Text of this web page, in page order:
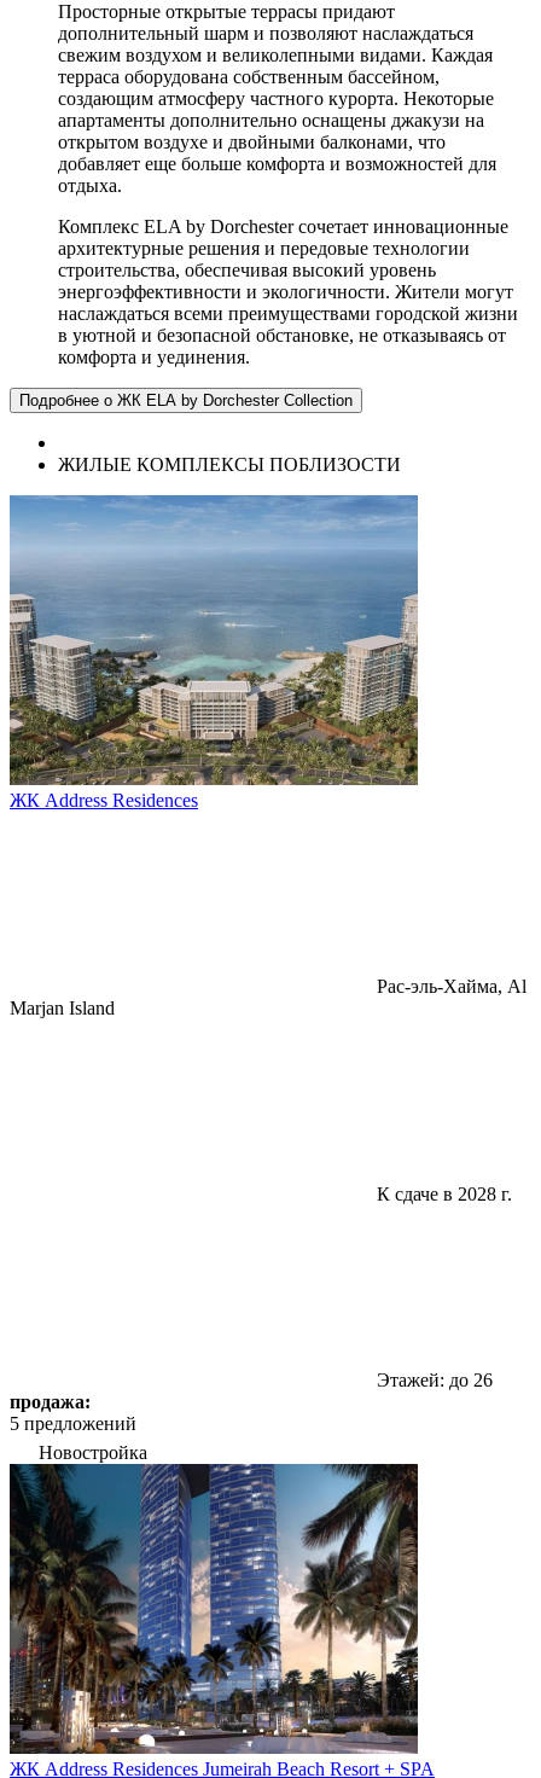
Просторные открытые террасы придают
дополнительный шарм и позволяют наслаждаться
свежим воздухом и великолепными видами. Каждая
терраса оборудована собственным бассейном,
создающим атмосферу частного курорта. Некоторые
апартаменты дополнительно оснащены джакузи на
открытом воздухе и двойными балконами, что
добавляет еще больше комфорта и возможностей для
отдыха.
Комплекс ELA by Dorchester сочетает инновационные
архитектурные решения и передовые технологии
строительства, обеспечивая высокий уровень
энергоэффективности и экологичности. Жители могут
наслаждаться всеми преимуществами городской жизни
в уютной и безопасной обстановке, не отказываясь от
комфорта и уединения.
Подробнее о ЖК ELA by Dorchester Collection
ЖИЛЫЕ КОМПЛЕКСЫ ПОБЛИЗОСТИ
ЖК Address Residences
Pac-эль-Хайма, Al
Marjan Island
К сдаче в 2028 г.
Этажей: до 26
продажа:
5 предложений
Новостройка
ЖК Address Residences Jumeirah Beach Resort + SPA